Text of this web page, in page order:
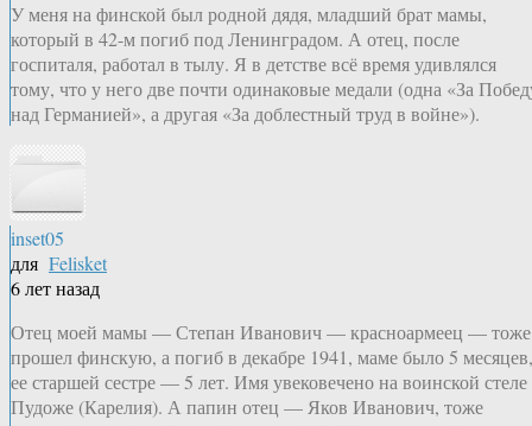
У меня на финской был родной дядя, младший брат мамы,
который в 42-м погиб под Ленинградом. А отец, после
госпиталя, работал в тылу. Я в детстве всё время удивлялся
тому, что у него две почти одинаковые медали (одна «За
над Германией», а другая «За доблестный труд в войне»).
inset05
для Felisket
6 лет назад
Отец моей мамы — Степан Иванович — красноармеец — тоже
прошел финскую, а погиб в декабре 1941, маме было 5 месяцев,
ее старшей сестре — 5 лет. Имя увековечено на воинской стеле
Пудоже (Карелия). А папин отец — Яков Иванович, тоже